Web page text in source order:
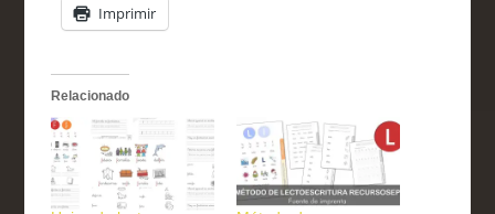
Imprimir
Relacionado